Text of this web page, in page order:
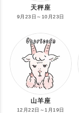
天秤座
9月23日～10月23日
山羊座
12月22日～1月19日